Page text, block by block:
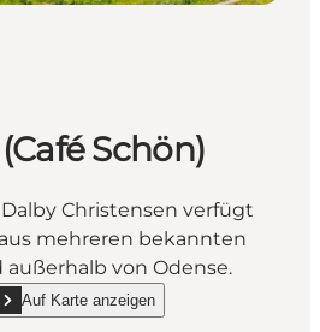
Schön)
Christensen verfügt
mehreren bekannten
von Odense.
Deilig (Café Schön)"
Auf Karte anzeigen
show Café Deilig (Café Schön) on_map